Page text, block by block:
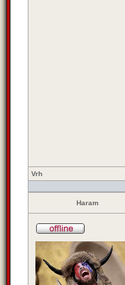
Vrh
Haram